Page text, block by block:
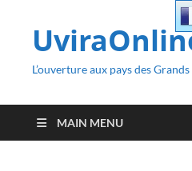
L’ouverture aux pays des
MAIN MENU